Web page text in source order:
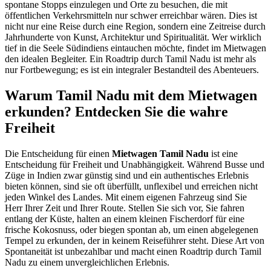
spontane Stopps einzulegen und Orte zu besuchen, die mit
öffentlichen Verkehrsmitteln nur schwer erreichbar wären. Dies ist
nicht nur eine Reise durch eine Region, sondern eine Zeitreise durch
Jahrhunderte von Kunst, Architektur und Spiritualität. Wer wirklich
tief in die Seele Südindiens eintauchen möchte, findet im Mietwagen
den idealen Begleiter. Ein Roadtrip durch Tamil Nadu ist mehr als
nur Fortbewegung; es ist ein integraler Bestandteil des Abenteuers.
Warum Tamil Nadu mit dem Mietwagen
erkunden? Entdecken Sie die wahre
Freiheit
Die Entscheidung für einen Mietwagen Tamil Nadu ist eine
Entscheidung für Freiheit und Unabhängigkeit. Während Busse und
Züge in Indien zwar günstig sind und ein authentisches Erlebnis
bieten können, sind sie oft überfüllt, unflexibel und erreichen nicht
jeden Winkel des Landes. Mit einem eigenen Fahrzeug sind Sie
Herr Ihrer Zeit und Ihrer Route. Stellen Sie sich vor, Sie fahren
entlang der Küste, halten an einem kleinen Fischerdorf für eine
frische Kokosnuss, oder biegen spontan ab, um einen abgelegenen
Tempel zu erkunden, der in keinem Reiseführer steht. Diese Art von
Spontaneität ist unbezahlbar und macht einen Roadtrip durch Tamil
Nadu zu einem unvergleichlichen Erlebnis.